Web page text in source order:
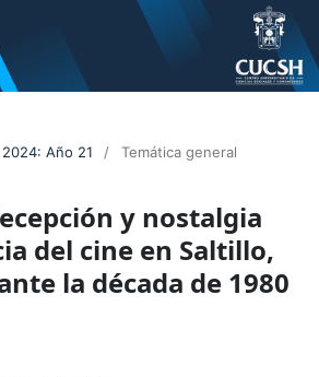
2024: Año 21 / Temática general
y nostalgia
del cine en Saltillo,
la década de 1980